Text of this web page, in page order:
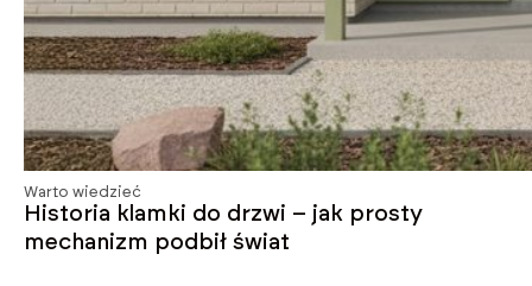
Warto wiedzieć
Historia klamki do drzwi – jak prosty
mechanizm podbił świat